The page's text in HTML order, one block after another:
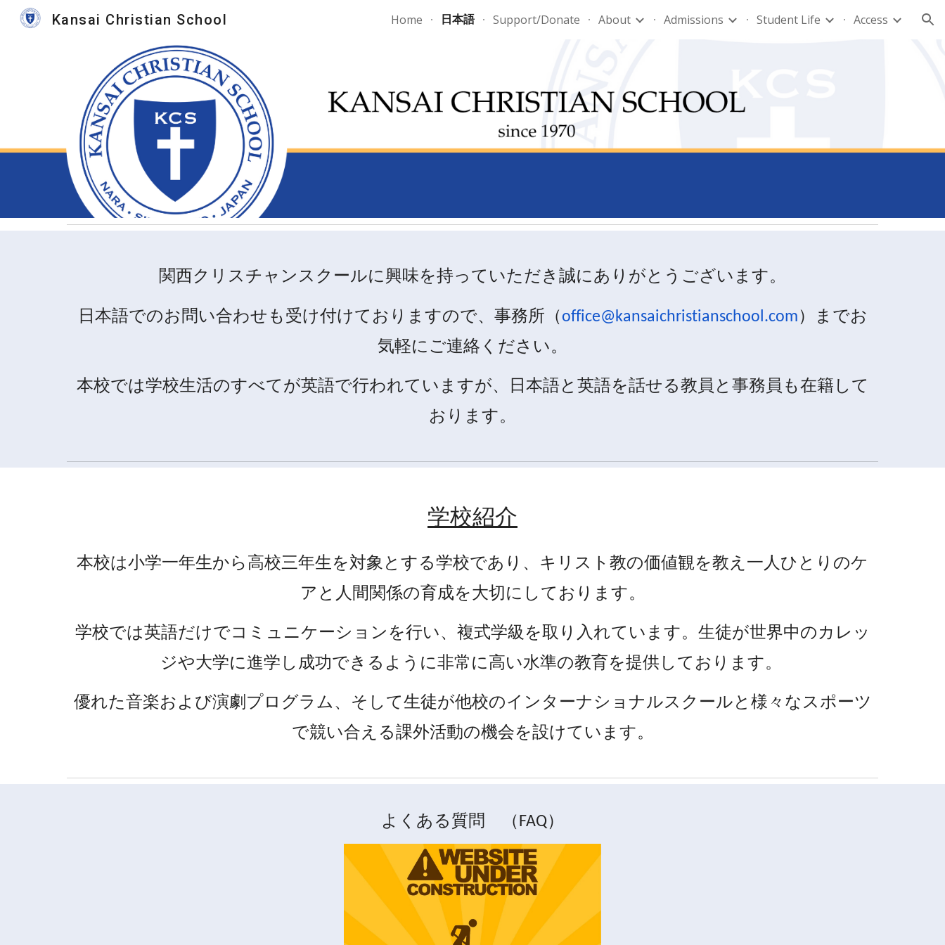
Skip to main content Skip to navigation
Kansai Christian School Home 日本語 Support/Donate About Admissions Student Life Access
関西クリスチャンスクールに興味を持っていただき誠にありがとうございます。
日本語でのお問い合わせも受け付けておりますので、事務所（ office@kansaichristianschool.com ）までお
気軽にご連絡ください。
本校では学校生活のすべてが英語で行われていますが、日本語と英語を話せる教員と事務員も在籍して
おります。
学校紹介
本校は小学一年生から高校三年生を対象とする学校であり、キリスト教の価値観を教え一人ひとりのケ
アと人間関係の育成を大切にしております。
学校では英語だけでコミュニケーションを行い、複式学級を取り入れています。生徒が世界中のカレッ
ジや大学に進学し成功できるように非常に高い水準の教育を提供しております。
優れた音楽および演劇プログラム、そして生徒が他校のインターナショナルスクールと様々なスポーツ
で競い合える課外活動の機会を設けています。
よくある質問 （FAQ）